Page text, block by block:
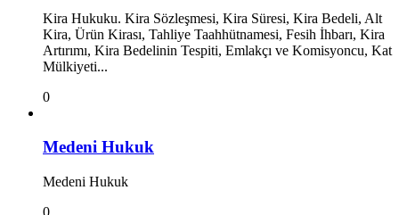
Kira Hukuku. Kira Sözleşmesi, Kira Süresi, Kira Bedeli, Alt
Kira, Ürün Kirası, Tahliye Taahhütnamesi, Fesih İhbarı, Kira
Artırımı, Kira Bedelinin Tespiti, Emlakçı ve Komisyoncu, Kat
Mülkiyeti...
0
Medeni Hukuk
Medeni Hukuk